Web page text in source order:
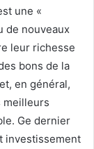
une «
de nouveaux
leur richesse
bons de la
en général,
meilleurs
Ge dernier
investissement